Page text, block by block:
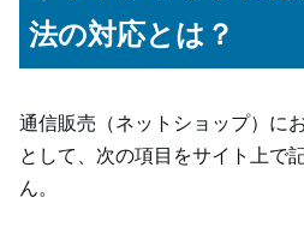
法の対応とは？
通信販売（ネットショップ）に
として、次の項目をサイト上で
ん。